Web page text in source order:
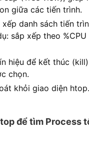
giữa các tiến trình.
xếp danh sách tiến
sắp xếp theo %CPU
hiệu để kết thúc
chọn.
khỏi giao diện htop.
để tìm Process